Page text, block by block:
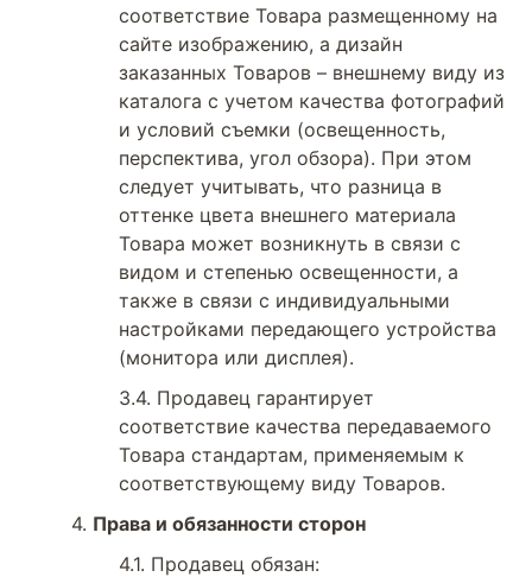
соответствие Товара размещенному на
сайте изображению, а дизайн
заказанных Товаров – внешнему виду из
каталога с учетом качества фотографий
и условий съемки (освещенность,
перспектива, угол обзора). При этом
следует учитывать, что разница в
оттенке цвета внешнего материала
Товара может возникнуть в связи с
видом и степенью освещенности, а
также в связи с индивидуальными
настройками передающего устройства
(монитора или дисплея).
Продавец гарантирует
соответствие качества передаваемого
Товара стандартам, применяемым к
соответствующему виду Товаров.
Права и обязанности сторон
Продавец обязан: